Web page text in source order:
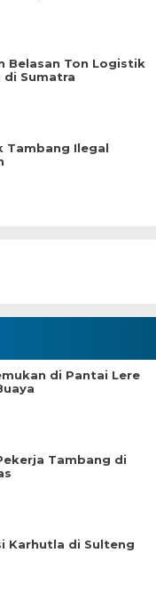
Belasan Ton Logistik
di Sumatra
Tambang Ilegal
di Pantai Lere
Tambang di
Karhutla di Sulteng